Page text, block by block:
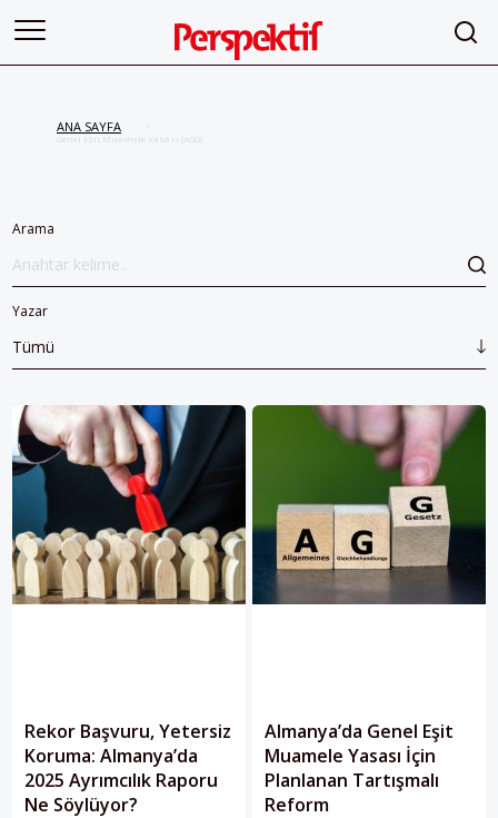
ANA SAYFA
Genel Eşit Muamele Yasası (AGG)
Arama
Yazar
Tümü
Rekor Başvuru, Yetersiz
Koruma: Almanya’da
2025 Ayrımcılık Raporu
Ne Söylüyor?
Almanya’da Genel Eşit
Muamele Yasası İçin
Planlanan Tartışmalı
Reform